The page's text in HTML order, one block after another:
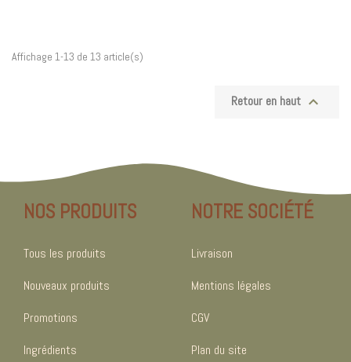
Affichage 1-13 de 13 article(s)
Retour en haut 
NOS PRODUITS
Tous les produits
Nouveaux produits
Promotions
Ingrédients
NOTRE SOCIÉTÉ
Livraison
Mentions légales
CGV
Plan du site